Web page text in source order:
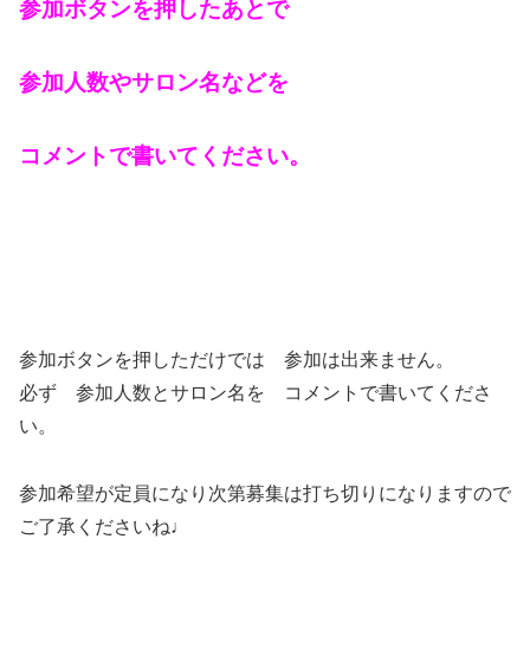
参加ボタンを押したあとで
参加人数やサロン名などを
コメントで書いてください。
参加ボタンを押しただけでは 参加は出来ません。
必ず 参加人数とサロン名を コメントで書いてくださ
い。
参加希望が定員になり次第募集は打ち切りになりますので
ご了承くださいね♩